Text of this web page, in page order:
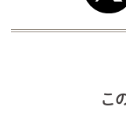
こ